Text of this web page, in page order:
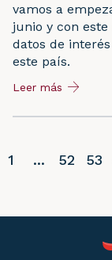
vamos a
junio y con
datos de
este país.
Leer más
1 ... 52 53